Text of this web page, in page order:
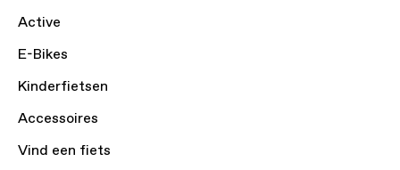
Active
E-Bikes
Kinderfietsen
Accessoires
Vind een fiets